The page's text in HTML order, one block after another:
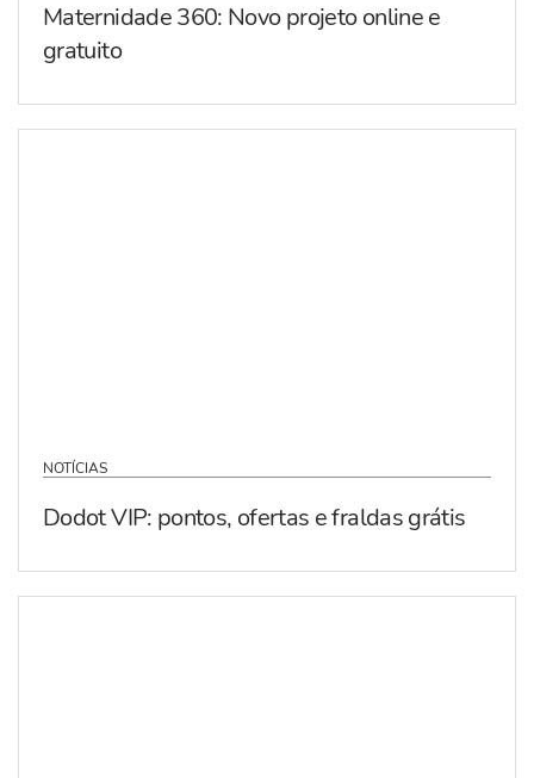
Maternidade 360: Novo projeto online e
gratuito
NOTÍCIAS
Dodot VIP: pontos, ofertas e fraldas grátis